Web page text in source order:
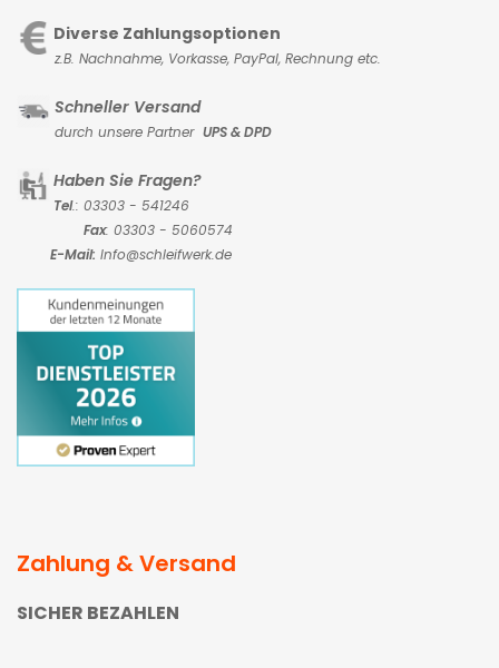
Diverse Zahlungsoptionen
z.B. Nachnahme, Vorkasse, PayPal, Rechnung etc.
Schneller Versand
durch unsere Partner UPS & DPD
Haben Sie Fragen?
Tel.: 03303 - 541246
Fax: 03303 - 5060574
E-Mail: Info@schleifwerk.de
Zahlung & Versand
SICHER BEZAHLEN